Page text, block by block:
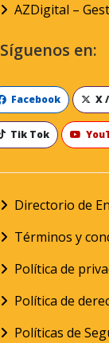
AZDigital –
Síguenos en:
Facebook X
Tik Tok
Directorio de
Términos y
Política de
Política de
Políticas de